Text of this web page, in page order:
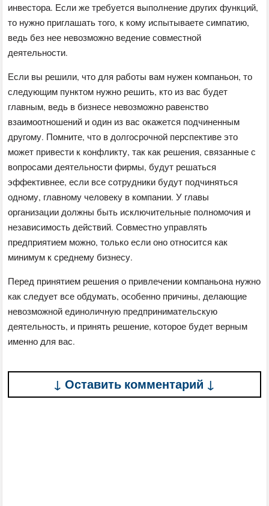
инвестора. Если же требуется выполнение других функций,
то нужно приглашать того, к кому испытываете симпатию,
ведь без нее невозможно ведение совместной
деятельности.
Если вы решили, что для работы вам нужен компаньон, то
следующим пунктом нужно решить, кто из вас будет
главным, ведь в бизнесе невозможно равенство
взаимоотношений и один из вас окажется подчиненным
другому. Помните, что в долгосрочной перспективе это
может привести к конфликту, так как решения, связанные с
вопросами деятельности фирмы, будут решаться
эффективнее, если все сотрудники будут подчиняться
одному, главному человеку в компании. У главы
организации должны быть исключительные полномочия и
независимость действий. Совместно управлять
предприятием можно, только если оно относится как
минимум к среднему бизнесу.
Перед принятием решения о привлечении компаньона нужно
как следует все обдумать, особенно причины, делающие
невозможной единоличную предпринимательскую
деятельность, и принять решение, которое будет верным
именно для вас.
↓ Оставить комментарий ↓